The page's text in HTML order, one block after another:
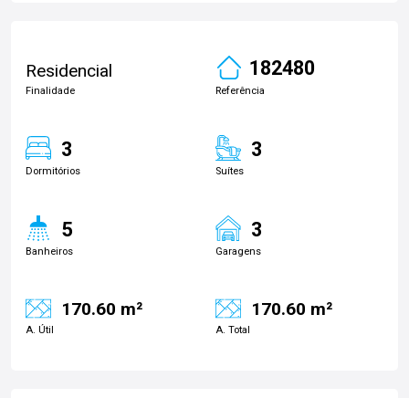
Residencial
Finalidade
182480
Referência
3
Dormitórios
3
Suítes
5
Banheiros
3
Garagens
170.60 m²
A. Útil
170.60 m²
A. Total